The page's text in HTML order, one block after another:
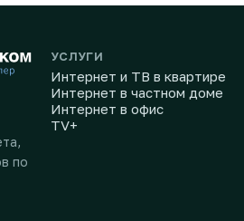
по
УСЛУГИ
Интернет и ТВ в квартире
Интернет в частном доме
Интернет в офис
TV+